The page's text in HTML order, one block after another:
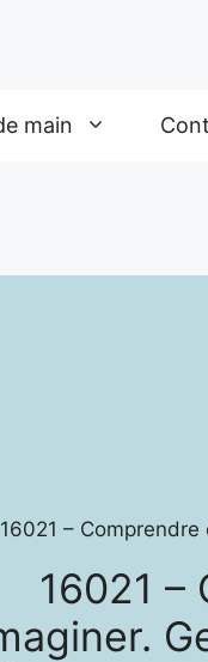
main
–
16021 –